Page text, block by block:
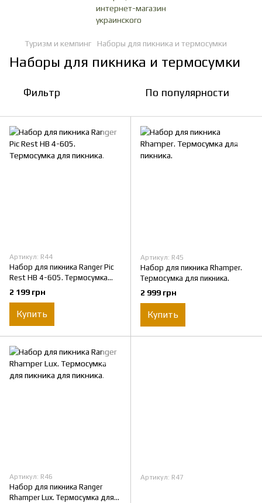
Туризм и кемпинг Наборы для пикника и термосумки
Наборы для пикника и термосумки
Фильтр По популярности
Артикул: R44
Набор для пикника Ranger Pic
Rest НВ 4-605. Термосумка
для пикника.
2 199 грн
Купить
Артикул: R45
Набор для пикника Rhamper.
Термосумка для пикникa.
2 999 грн
Купить
Артикул: R46
Набор для пикника Ranger
Rhamper Lux. Термосумка для
Артикул: R47